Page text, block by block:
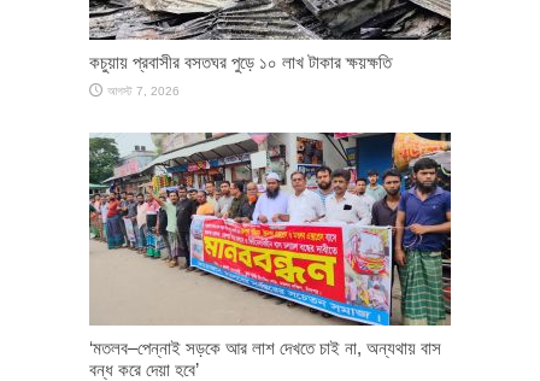
কচুয়ায় প্রবাসীর বসতঘর পুড়ে ১০ লাখ টাকার ক্ষয়ক্ষতি
আগস্ট 7, 2026
‘মতলব–পেন্নাই সড়কে আর লাশ দেখতে চাই না, অন্যথায় বাস
বন্ধ করে দেয়া হবে’